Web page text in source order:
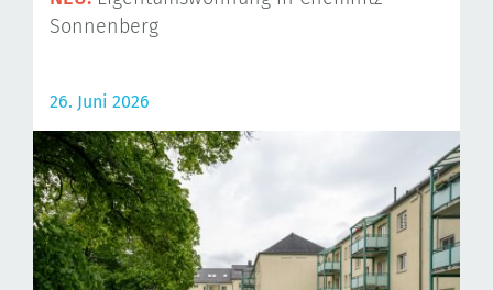
Sonnenberg
26. Juni 2026